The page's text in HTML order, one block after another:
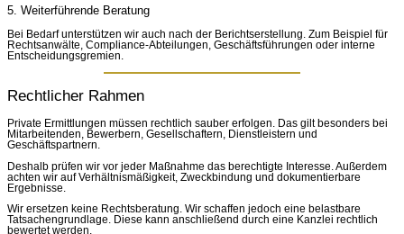
5. Weiterführende Beratung
Bei Bedarf unterstützen wir auch nach der Berichtserstellung. Zum Beispiel für
Rechtsanwälte, Compliance-Abteilungen, Geschäftsführungen oder interne
Entscheidungsgremien.
Rechtlicher Rahmen
Private Ermittlungen müssen rechtlich sauber erfolgen. Das gilt besonders bei
Mitarbeitenden, Bewerbern, Gesellschaftern, Dienstleistern und
Geschäftspartnern.
Deshalb prüfen wir vor jeder Maßnahme das berechtigte Interesse. Außerdem
achten wir auf Verhältnismäßigkeit, Zweckbindung und dokumentierbare
Ergebnisse.
Wir ersetzen keine Rechtsberatung. Wir schaffen jedoch eine belastbare
Tatsachengrundlage. Diese kann anschließend durch eine Kanzlei rechtlich
bewertet werden.